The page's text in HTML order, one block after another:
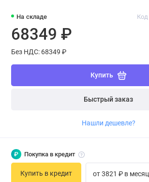
На складе Код
68349 ₽
Без НДС: 68349 ₽
Купить
Быстрый заказ
Нашли дешевле?
₽ Покупка в кредит
Купить в кредит от 3821 ₽ в месяц